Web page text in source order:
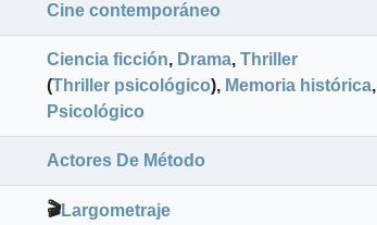
Cine contemporáneo
Ciencia ficción, Drama, Thriller
(Thriller psicológico), Memoria histórica,
Psicológico
Actores De Método
🎬Largometraje